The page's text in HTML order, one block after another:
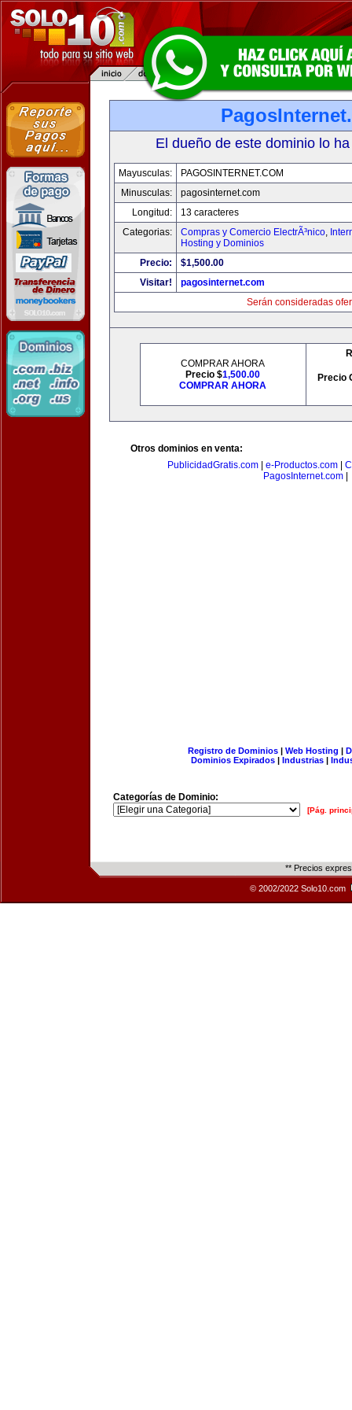
El dueño de este dominio lo
Mayusculas:
PAGOSINTERNET.COM
Minusculas:
pagosinternet.com
Longitud:
13 caracteres
Categorias:
Compras y Comercio ElectrÃ³nico,
Hosting y Dominios
Precio:
$1,500.00
Visitar!
pagosinternet.com
Serán consideradas
COMPRAR AHORA
Precio $1,500.00
COMPRAR AHORA
Precio
Otros dominios en venta:
PublicidadGratis.com
e-Productos.com
PagosInternet.com
Registro de Dominios| Web Hosting |
Dominios Expirados | Industrias |
Categorías de Dominio:
[Pág.
** Precios
© 2002/2022 Solo10.com